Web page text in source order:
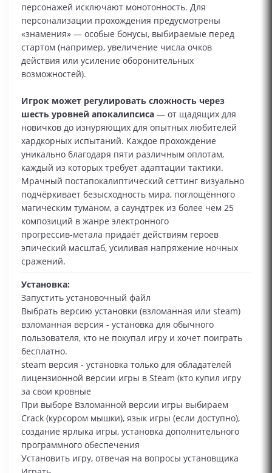
персонажей исключают монотонность. Для
персонализации прохождения предусмотрены
«знамения» — особые бонусы, выбираемые перед
стартом (например, увеличение числа очков
действия или усиление оборонительных
возможностей).
Игрок может регулировать сложность через
шесть уровней апокалипсиса — от щадящих для
новичков до изнуряющих для опытных любителей
хардкорных испытаний. Каждое прохождение
уникально благодаря пяти различным оплотам,
каждый из которых требует адаптации тактики.
Мрачный постапокалиптический сеттинг визуально
подчёркивает безысходность мира, поглощённого
магическим туманом, а саундтрек из более чем 25
композиций в жанре электронного
прогрессив‑метала придаёт действиям героев
эпический масштаб, усиливая напряжение ночных
сражений.
Установка:
Запустить установочный файл
Выбрать версию установки (взломанная или steam)
взломанная версия - установка для обычного
пользователя, кто не покупал игру и хочет поиграть
бесплатно.
steam версия - установка только для обладателей
лицензионной версии игры в Steam (кто купил игру
за свои кровные
При выборе Взломанной версии игры выбираем
Сrack (курсором мышки), язык игры (если доступно),
создание ярлыка игры, установка дополнительного
программного обеспечения
Установить игру, отвечая на вопросы установщика